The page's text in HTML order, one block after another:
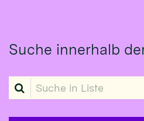
Suche innerhalb
Suche in Liste